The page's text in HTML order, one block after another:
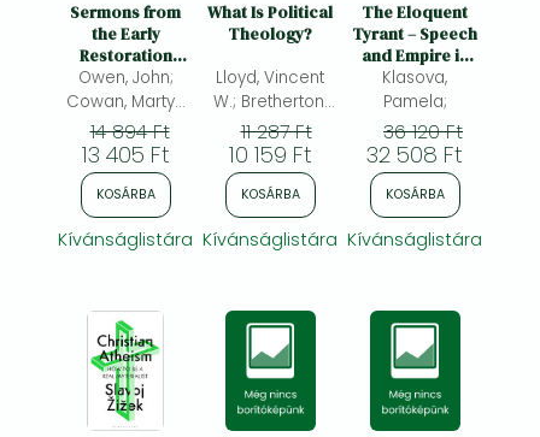
Sermons from
the Early
Restoration
Years (1669?
1675) (Volume
20)
Owen, John;
Cowan, Martyn
C.; Gatiss, Lee;
Wright, Shawn
D.;
14 894 Ft
13 405 Ft
KOSÁRBA
Kívánságlistára
What Is Political
Theology?
Lloyd, Vincent
W.; Bretherton,
Luke;
Napolitano,
Valentina;
11 287 Ft
10 159 Ft
KOSÁRBA
Kívánságlistára
The Eloquent
Tyrant – Speech
and Empire in
Umayyad Iraq
under al–Hajjaj
b. Yusuf al–
Thaqafi, 694–
714
Klasova,
Pamela;
36 120 Ft
32 508 Ft
KOSÁRBA
Kívánságlistára